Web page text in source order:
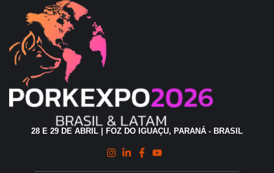
28 E 29 DE ABRIL | FOZ DO IGUAÇU, PARANÁ - BRASIL